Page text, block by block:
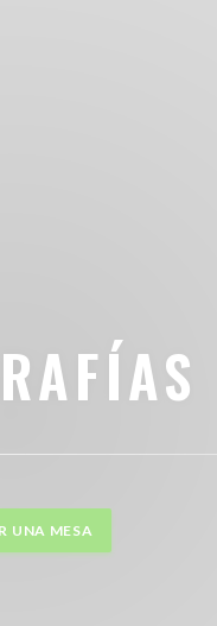
UNA MESA